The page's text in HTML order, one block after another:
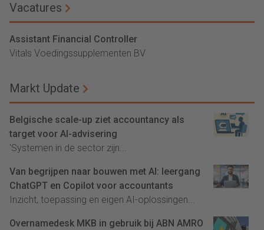
Vacatures
Assistant Financial Controller
Vitals Voedingssupplementen BV
Markt Update
Belgische scale-up ziet accountancy als
target voor AI-advisering
'Systemen in de sector zijn...
Van begrijpen naar bouwen met AI: leergang
ChatGPT en Copilot voor accountants
Inzicht, toepassing en eigen AI-oplossingen...
Overnamedesk MKB in gebruik bij ABN AMRO